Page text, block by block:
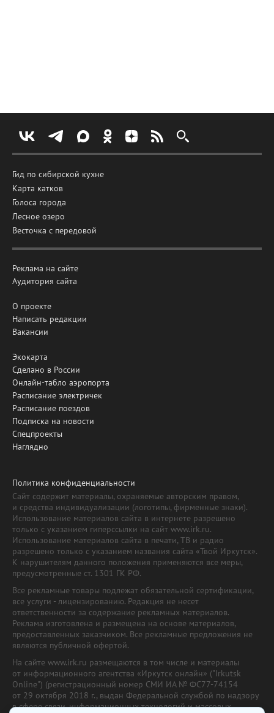
Гид по сибирской кухне
Карта катков
Голоса города
Лесное озеро
Весточка с передовой
Реклама на сайте
Аудитория сайта
О проекте
Написать редакции
Вакансии
Экокарта
Сделано в России
Онлайн-табло аэропорта
Расписание электричек
Расписание поездов
Подписка на новости
Спецпроекты
Наглядно
Политика конфиденциальности
Сайт содержит материалы, охраняемые авторским правом,
и средства индивидуализации (логотипы, фирменные знаки).
Использование материалов сайта в интернете разрешено
только с указанием гиперссылки на сайт www.irk.ru.
Использование материалов сайта в печати, ТВ и радио
разрешено только с указанием названия сайта «Твой Иркутск».
К нарушителям данного положения применяются все меры,
предусмотренные ст. 1301 ГК РФ.
Все рекламные товары подлежат обязательной сертификации,
все услуги - лицензированию. Редакция не несет
ответственности за содержание рекламных материалов.
Реклама изготовлена и размещена на основе материалов,
предоставленных заказчиком. Все рекламные предложения не
являются публичной офертой.
На сайте www.irk.ru размещаются в том числе и материалы
от информационного агентства «Иркутск онлайн» ("Irkutsk
Online") (регистрационный номер СМИ ИА № ФС77-74154
от 29 октября 2018 г., выдан Федеральной службой по надзору
в сфере связи, информационных технологий и массовых